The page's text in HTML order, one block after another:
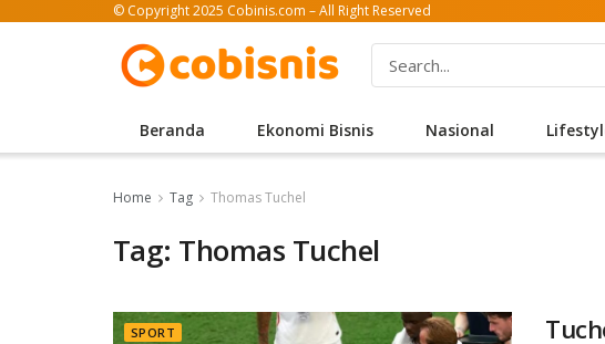
© Copyright 2025 Cobinis.com – All Right Reserved
Beranda Ekonomi Bisnis Nasional
Home Tag Thomas Tuchel
Tag: Thomas Tuchel
SPORT